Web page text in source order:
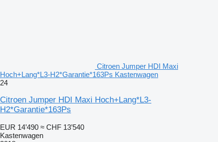
Citroen Jumper HDI Maxi
Hoch+Lang*L3-H2*Garantie*163Ps Kastenwagen
24
Citroen Jumper HDI Maxi Hoch+Lang*L3-
H2*Garantie*163Ps
EUR 14’490 ≈ CHF 13’540
Kastenwagen